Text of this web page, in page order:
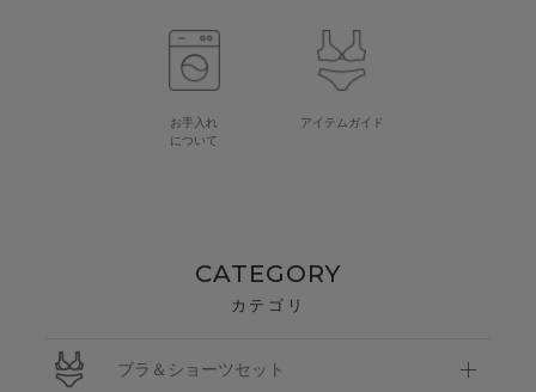
お手入れ
について
アイテムガイド
CATEGORY
カテゴリ
ブラ＆ショーツセット